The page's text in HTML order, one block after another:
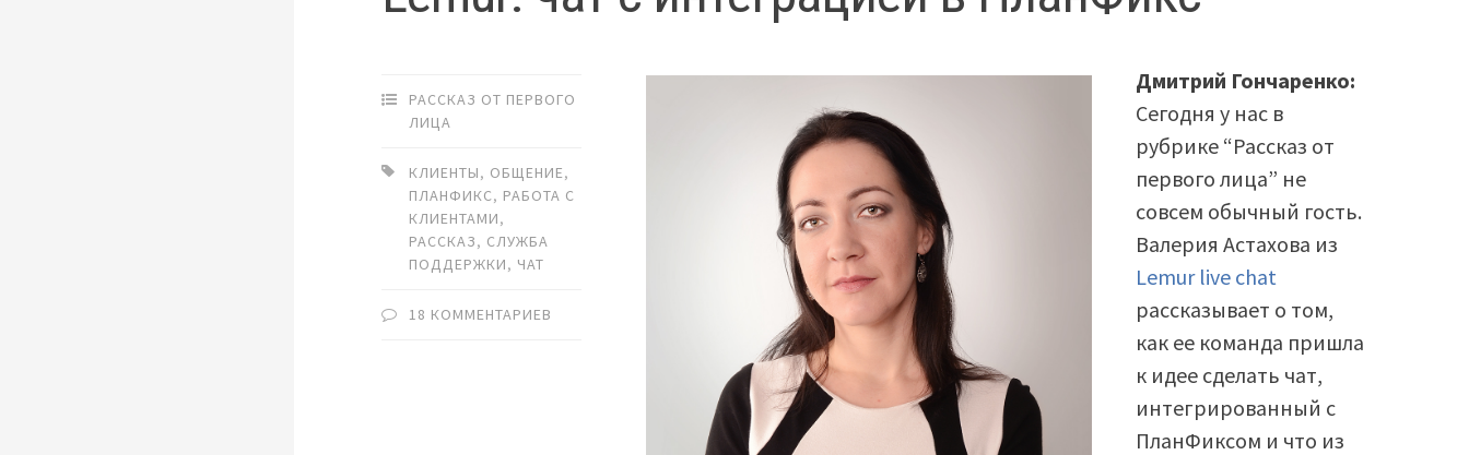
РАССКАЗ ОТ ПЕРВОГО
ЛИЦА
КЛИЕНТЫ, ОБЩЕНИЕ,
ПЛАНФИКС, РАБОТА С
КЛИЕНТАМИ,
РАССКАЗ, СЛУЖБА
ПОДДЕРЖКИ, ЧАТ
18 КОММЕНТАРИЕВ
Дмитрий Гончаренко:
Сегодня у нас в
рубрике “Рассказ от
первого лица” не
совсем обычный гость.
Валерия Астахова из
Lemur live chat
рассказывает о том,
как ее команда пришла
к идее сделать чат,
интегрированный с
ПланФиксом и что из